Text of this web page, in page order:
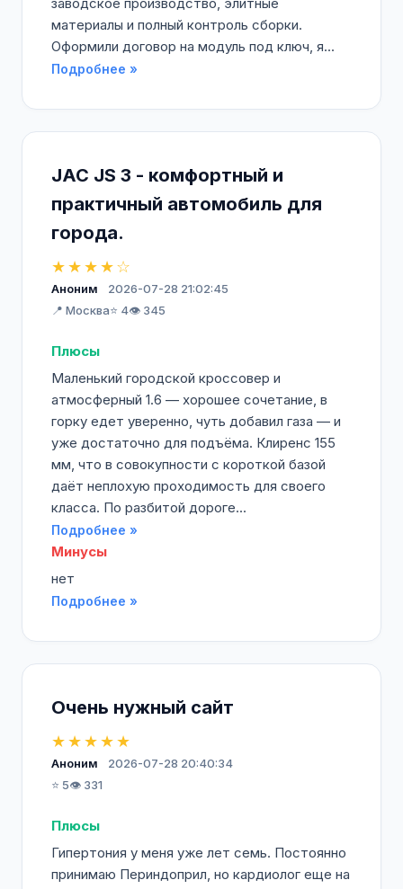
материалы и полный контроль сборки.
Оформили договор на модуль под ключ, я...
Подробнее »
JAC JS 3 - комфортный и
практичный автомобиль для
города.
★★★★☆
Аноним
2026-07-28 21:02:45
📍 Москва⭐ 4👁️ 345
Плюсы
Маленький городской кроссовер и
атмосферный 1.6 — хорошее сочетание, в
горку едет уверенно, чуть добавил газа — и
уже достаточно для подъёма. Клиренс 155
мм, что в совокупности с короткой базой
даёт неплохую проходимость для своего
класса. По разбитой дороге...
Подробнее »
Минусы
нет
Подробнее »
Очень нужный сайт
★★★★★
Аноним
2026-07-28 20:40:34
⭐ 5👁️ 331
Плюсы
Гипертония у меня уже лет семь. Постоянно
принимаю Периндоприл, но кардиолог еще на